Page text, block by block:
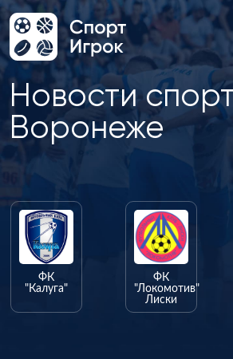
Новости
Воронеже
ФК
"Калуга"
ФК
"Локомотив"
Лиски